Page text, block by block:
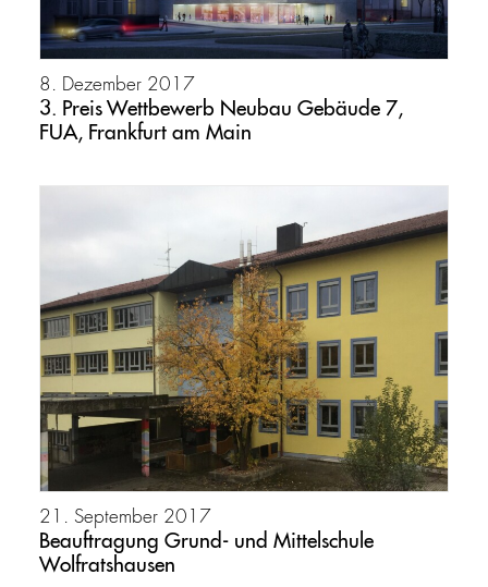
8. Dezember 2017
3. Preis Wettbewerb Neubau Gebäude 7,
FUA, Frankfurt am Main
21. September 2017
Beauftragung Grund- und Mittelschule
Wolfratshausen